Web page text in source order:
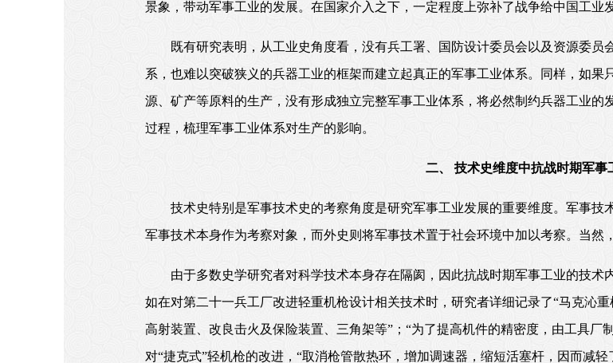
景象，带动军事工业的发展。在国家介入之下，一定程度上弥补了战争给中国工业
既有研究表明，从工业史角度看，没有兵工署、国防设计委员会以及资源委
系，也难以突破狭义的兵器工业的框架而建立起真正的军事工业体系。同样，如
源、矿产等原料的生产，没有形成独立完整军事工业体系，将必然制约兵器工业
过程，梳理军事工业体系对生产的影响。
二、 技术史维度中抗战时期军事
技术史特别是军事技术史的考察角度是研究军事工业发展的重要维度。军事技
军事技术本身作为考察对象，而外史则将军事技术置于社会环境中加以考察。当然
由于多数史学研究者对科学技术本身存在隔阂，因此抗战时期军事工业的技
如在对第二十一兵工厂改进轻重机枪设计相关技术时，研究者详细记录了“马克沁
高射装置、改良击火及保险装置、三角架等”；“为了提高机件的精密度，由工具厂
对“捷克式”轻机枪的改进，“取消枪管散热环，增加调速器，缩短活塞杆，因而减